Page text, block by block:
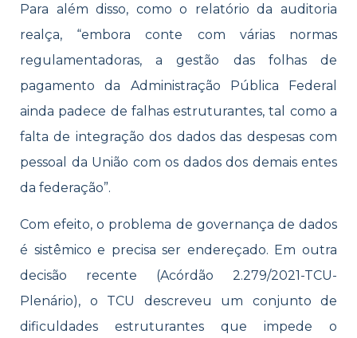
Para além disso, como o relatório da auditoria
realça, “embora conte com várias normas
regulamentadoras, a gestão das folhas de
pagamento da Administração Pública Federal
ainda padece de falhas estruturantes, tal como a
falta de integração dos dados das despesas com
pessoal da União com os dados dos demais entes
da federação”.
Com efeito, o problema de governança de dados
é sistêmico e precisa ser endereçado. Em outra
decisão recente (Acórdão 2.279/2021-TCU-
Plenário), o TCU descreveu um conjunto de
dificuldades estruturantes que impede o